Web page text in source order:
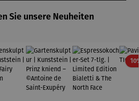
Sie unsere Neuheiten